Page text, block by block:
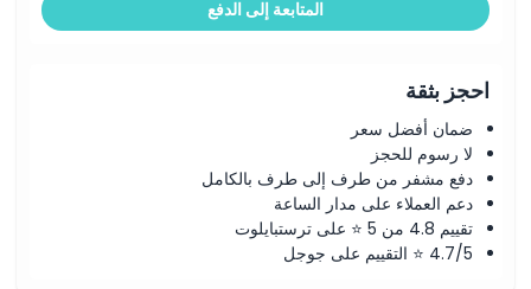
المتابعة إلى الدفع
احجز بثقة
ضمان أفضل سعر
لا رسوم للحجز
دفع مشفر من طرف إلى طرف بالكامل
دعم العملاء على مدار الساعة
تقييم 4.8 من 5 ⭐ على ترستبايلوت
4.7/5 ⭐ التقييم على جوجل